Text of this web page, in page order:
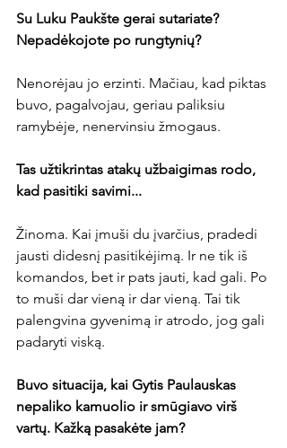
Su Luku Paukšte gerai sutariate?
Nepadėkojote po rungtynių?
Nenorėjau jo erzinti. Mačiau, kad piktas
buvo, pagalvojau, geriau paliksiu
ramybėje, nenervinsiu žmogaus.
Tas užtikrintas atakų užbaigimas rodo,
kad pasitiki savimi...
Žinoma. Kai įmuši du įvarčius, pradedi
jausti didesnį pasitikėjimą. Ir ne tik iš
komandos, bet ir pats jauti, kad gali. Po
to muši dar vieną ir dar vieną. Tai tik
palengvina gyvenimą ir atrodo, jog gali
padaryti viską.
Buvo situacija, kai Gytis Paulauskas
nepaliko kamuolio ir smūgiavo virš
vartų. Kažką pasakėte jam?